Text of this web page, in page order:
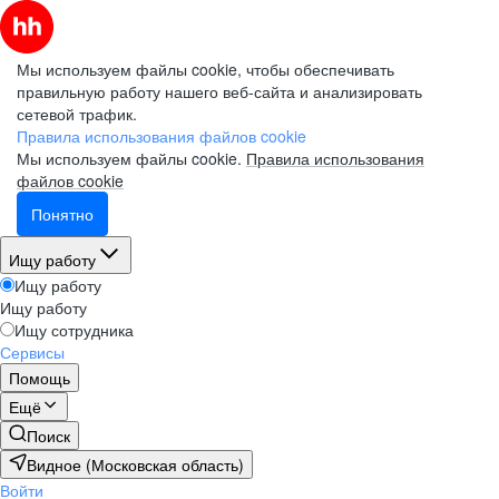
Мы используем файлы cookie, чтобы обеспечивать
правильную работу нашего веб-сайта и анализировать
сетевой трафик.
Правила использования файлов cookie
Мы используем файлы cookie. Правила использования
файлов cookie
Понятно
Ищу работу
Ищу работу
Ищу работу
Ищу сотрудника
Сервисы
Помощь
Ещё
Поиск
Видное (Московская область)
Войти